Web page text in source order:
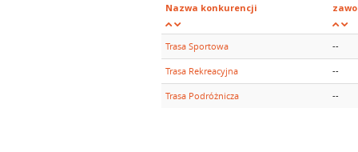
Nazwa konkurencji
Trasa Sportowa --
Trasa Rekreacyjna --
Trasa Podróżnicza --